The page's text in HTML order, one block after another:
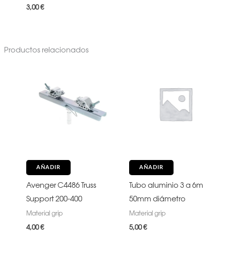
3,00€
Productos relacionados
AÑADIR
Avenger C4486 Truss
Support 200-400
Material grip
4,00€
AÑADIR
Tubo aluminio 3 a 6m
50mm diámetro
Material grip
5,00€